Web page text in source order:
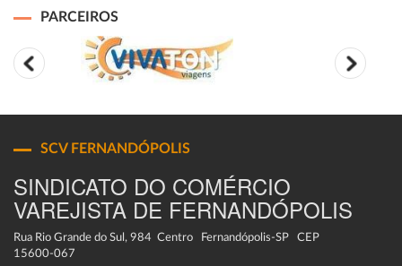
PARCEIROS
SCV FERNANDÓPOLIS
SINDICATO DO COMÉRCIO
VAREJISTA DE FERNANDÓPOLIS
Rua Rio Grande do Sul, 984 Centro Fernandópolis-SP CEP
15600-067